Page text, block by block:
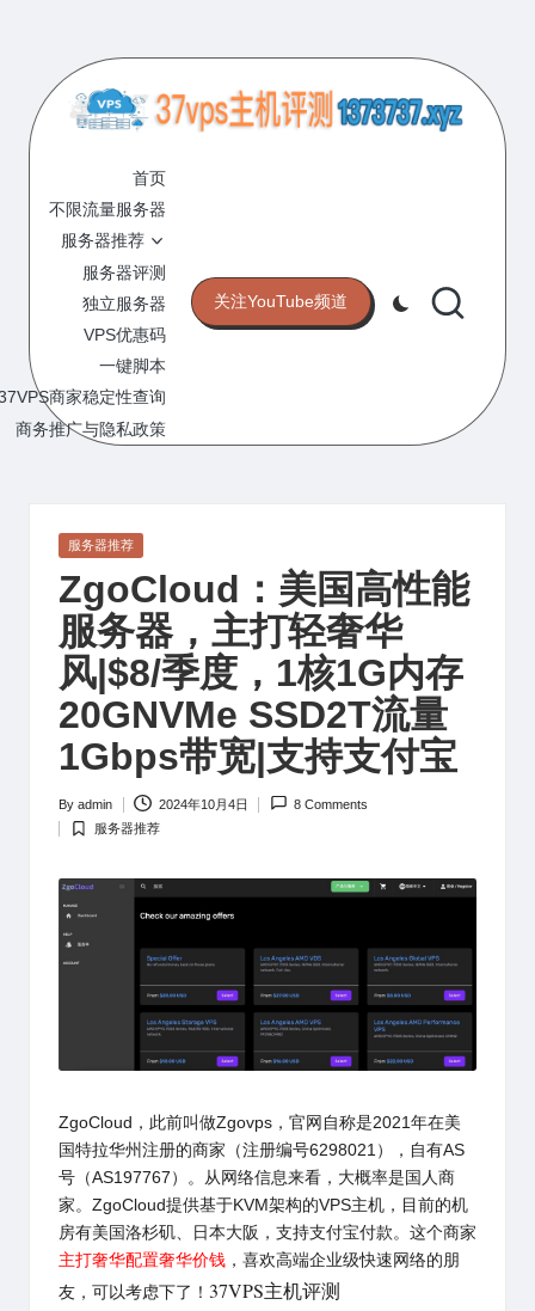
content
7
V
P
S
主
机
评
的
VPS
网
站
首页
不限流量服务器
服务器推荐
服务器评测
独立服务器
VPS优惠码
一键脚本
商家稳定性查询
商务推广与隐私政策
关注YouTube频道
Posted
服务器推荐
ZgoCloud：美国高性能
服务器，主打轻奢华
风|$8/季度，1核1G内存
20GNVMe SSD2T流量
1Gbps带宽|支持支付宝
Posted
by
By admin 2024年10月4日 8 Comments
Posted
服务器推荐
ZgoCloud ，此前叫做Zgovps，官网自称是2021年在美
国特拉华州注册的商家（注册编号6298021），自有AS
号（AS197767）。从网络信息来看，大概率是国人商
家。ZgoCloud提供基于KVM架构的VPS主机，目前的机
房有美国洛杉矶、日本大阪，支持支付宝付款。这个商家
主打奢华配置奢华价钱 ，喜欢高端企业级快速网络的朋
友，可以考虑下了！ 37VPS主机评测